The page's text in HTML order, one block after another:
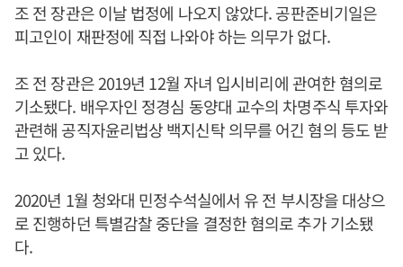
조 전 장관은 이날 법정에 나오지 않았다. 공판준비기일은
피고인이 재판정에 직접 나와야 하는 의무가 없다.
조 전 장관은 2019년 12월 자녀 입시비리에 관여한 혐의로
기소됐다. 배우자인 정경심 동양대 교수의 차명주식 투자와
관련해 공직자윤리법상 백지신탁 의무를 어긴 혐의 등도 받
고 있다.
2020년 1월 청와대 민정수석실에서 유 전 부시장을 대상으
로 진행하던 특별감찰 중단을 결정한 혐의로 추가 기소됐
다.